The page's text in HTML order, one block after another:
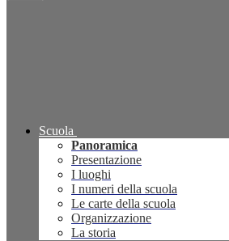
Scuola
Panoramica
Presentazione
I luoghi
I numeri della scuola
Le carte della scuola
Organizzazione
La storia